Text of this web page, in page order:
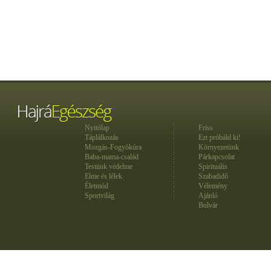
Nyitólap
Táplálkozás
Mozgás-Fogyókúra
Baba-mama-család
Testünk védelme
Elme és lélek
Életmód
Sportvilág
Friss
Ezt próbáld ki!
Környezetünk
Párkapcsolat
Spirituális
Szabadidő
Vélemény
Ajánló
Bulvár